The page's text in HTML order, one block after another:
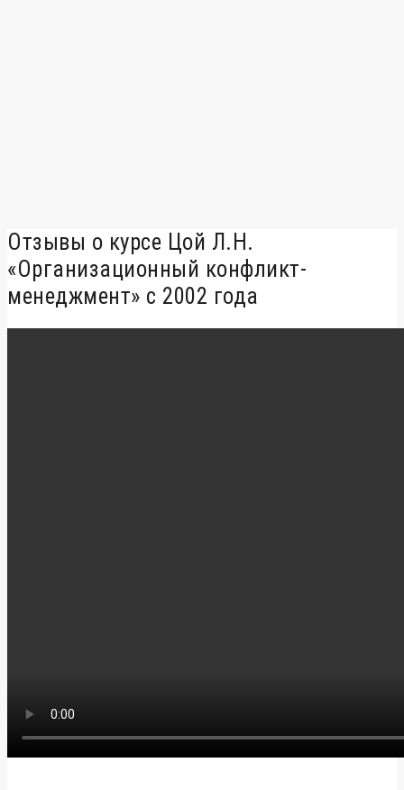
Отзывы о курсе Цой Л.Н.
«Организационный конфликт-
менеджмент» с 2002 года